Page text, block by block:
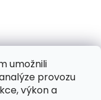
umožnili
provozu
výkon a